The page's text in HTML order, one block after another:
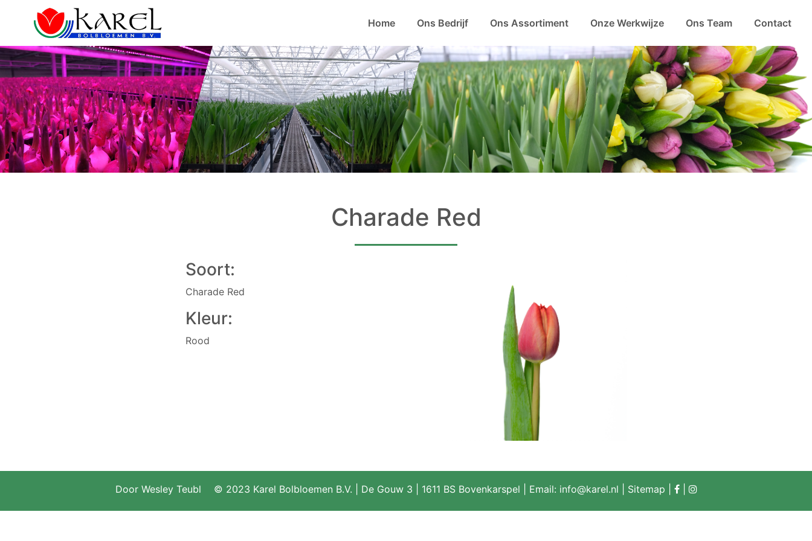
Home Ons Bedrijf Ons Assortiment Onze Werkwijze Ons Team Contact
Charade Red
Soort:
Charade Red
Kleur:
Rood
Door Wesley Teubl © 2023 Karel Bolbloemen B.V. De Gouw 3 1611 BS Bovenkarspel Email: info@karel.nl Sitemap